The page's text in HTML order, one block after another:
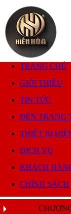
TRANG CHỦ
GIỚI THIỆU
TIN TỨC
ĐÈN TRANG
THIẾT BỊ
DỊCH VỤ
KHÁCH
CHÍNH SÁCH